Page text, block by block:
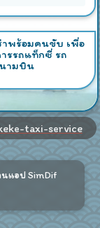
าพร้อมคนขับ เพื่อ
รรถแท็กซี่ รถ
นามบิน
taxi-service
นแอป SimDif